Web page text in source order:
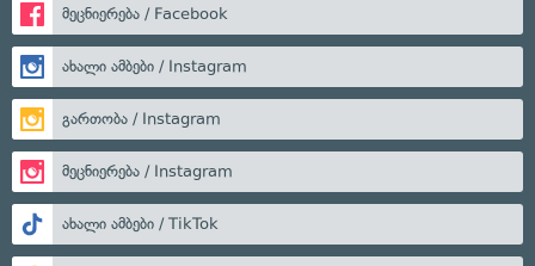
მეცნიერება / Facebook
ახალი ამბები / Instagram
გართობა / Instagram
მეცნიერება / Instagram
ახალი ამბები / TikTok